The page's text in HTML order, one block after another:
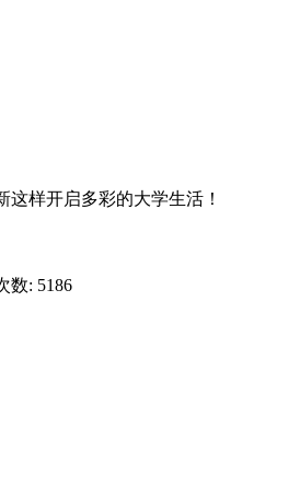
这样开启多彩的大学生活！
数: 5186